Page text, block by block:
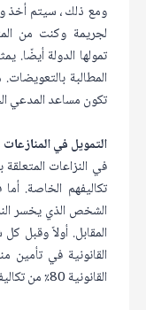
ومع ذلك ، سيتم أخذ
لجريمة وكنت من
تمولها الدولة
المطالبة
تكون مساعد المدعي
التمويل في المنازعات
في النزاعات
تكاليفهم الخاصة.
الشخص الذي يخسر
المقابل. أولاً وقبل
القانونية في تأمين
القانونية 80٪ من تكاليف المحامي في نزاع .